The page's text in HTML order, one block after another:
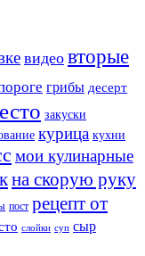
видео вторые
грибы десерт
закуски
курица кухни
мои кулинарные
на скорую руку
пост рецепт от
слойки суп сыр